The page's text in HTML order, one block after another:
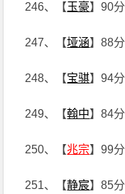
246、【玉豪】90分
247、【垭涵】88分
248、【宝骐】94分
249、【翰中】84分
250、【兆宗】99分
251、【静宸】85分